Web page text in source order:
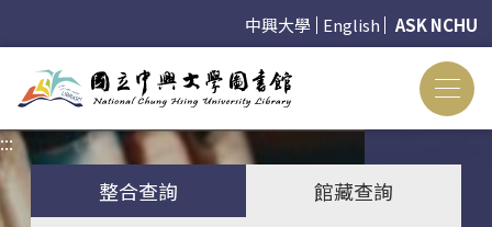
中興大學 English ASK NCHU
:::
整合查詢
館藏查詢